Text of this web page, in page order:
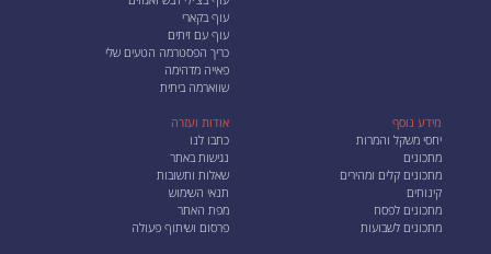
עוף בקארי
עוף עם זיתים
כריך הפסטרמה הטעים שלי
פאייה מדהימה
שווארמה ביתית
מידע נוסף
יחסי משקל והמרות
מתכונים
מתכונים קלים ומהירים
קינוחים
מתכונים לפסח
מתכונים לשבועות
אודות ועזרה
כתבו לנו
נגישות באתר
שאלות ותשובות
תנאי השימוש
מפת האתר
פרסום ושיתוף פעולה